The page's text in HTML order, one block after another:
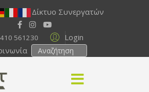
Δίκτυο Συνεργατών
Login
561230